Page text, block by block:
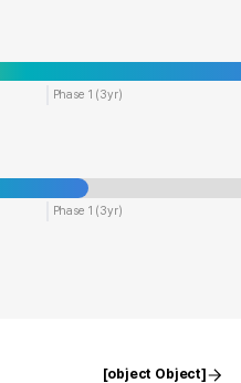
Phase 1 (3yr)
Phase 1 (3yr)
[object Object]